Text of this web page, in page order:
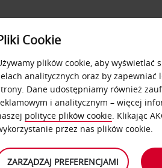
USŁUGI
Cookie
plików cookie, aby wyświetlać
analitycznych oraz by zapewniać
Dane udostępniamy również
i analitycznym – więcej
polityce plików cookie. Klikając
przez nas plików cookie.
ZARZĄDZAJ PREFERENCJAMI